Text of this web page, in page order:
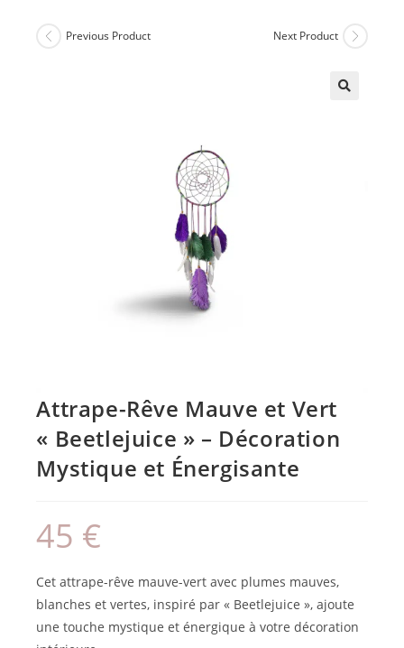
Previous Product Next Product
Attrape-Rêve Mauve et Vert
« Beetlejuice » – Décoration
Mystique et Énergisante
45 €
Cet attrape-rêve mauve-vert avec plumes mauves,
blanches et vertes, inspiré par « Beetlejuice », ajoute
une touche mystique et énergique à votre décoration